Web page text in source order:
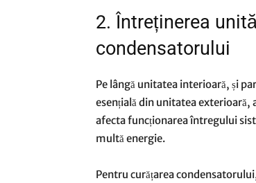
2. Întreținerea
condensatorului
Pe lângă unitatea interioară, și
esențială din unitatea
afecta funcționarea întregului
multă energie.
Pentru curățarea